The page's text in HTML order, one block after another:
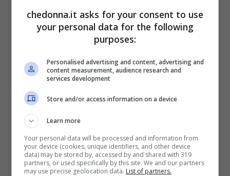
chedonna.it asks for your consent to use
your personal data for the following
purposes:
Personalised advertising and content, advertising and
content measurement, audience research and
services development
Store and/or access information on a device
Learn more
Your personal data will be processed and information from
your device (cookies, unique identifiers, and other device
data) may be stored by, accessed by and shared with 319
partners, or used specifically by this site. We and our partners
may use precise geolocation data. List of partners.